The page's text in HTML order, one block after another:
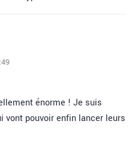
énorme ! Je suis
vont pouvoir enfin lancer leurs